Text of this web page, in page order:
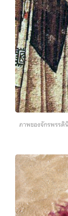
ภาพของจักรพรรดิ